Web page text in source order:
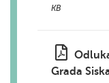
KB
Grada